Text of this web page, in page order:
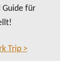
Guide für
Trip >